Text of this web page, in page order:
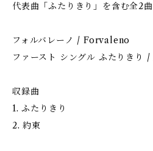
代表曲「ふたりきり」を含む全2曲
フォルバレーノ / Forvaleno
ファースト シングル ふたりきり /
収録曲
1. ふたりきり
2. 約束